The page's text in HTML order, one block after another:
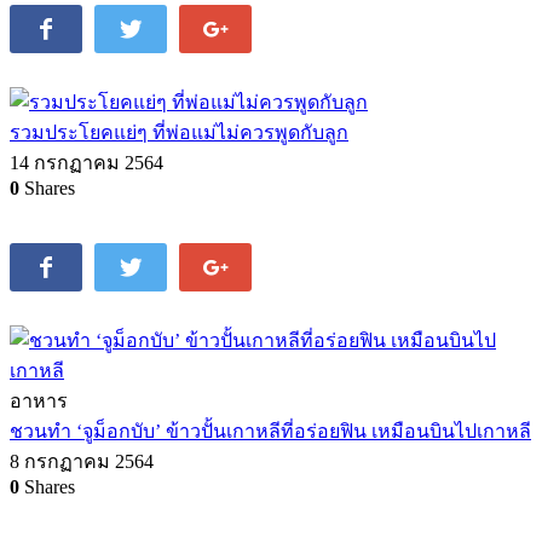
รวมประโยคแย่ๆ ที่พ่อแม่ไม่ควรพูดกับลูก
14 กรกฏาคม 2564
0 Shares
อาหาร
ชวนทำ ‘จูม็อกบับ’ ข้าวปั้นเกาหลีที่อร่อยฟิน เหมือนบินไปเกาหลี
8 กรกฏาคม 2564
0 Shares